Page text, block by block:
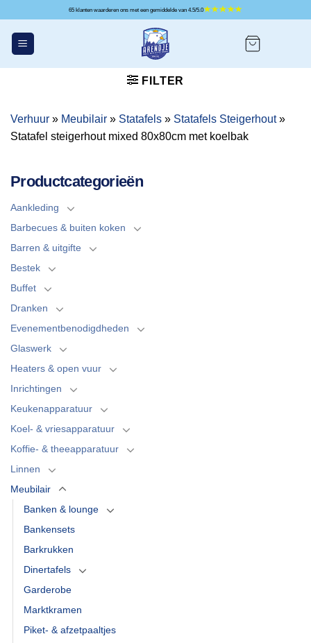
inhoud
65 klanten waarderen ons met een gemiddelde van 4.5/5.0
FILTER
Verhuur » Meubilair » Statafels » Statafels Steigerhout »
Statafel steigerhout mixed 80x80cm met koelbak
Productcategorieën
Aankleding
Barbecues & buiten koken
Barren & uitgifte
Bestek
Buffet
Dranken
Evenementbenodigdheden
Glaswerk
Heaters & open vuur
Inrichtingen
Keukenapparatuur
Koel- & vriesapparatuur
Koffie- & theeapparatuur
Linnen
Meubilair
Banken & lounge
Bankensets
Barkrukken
Dinertafels
Garderobe
Marktkramen
Piket- & afzetpaaltjes